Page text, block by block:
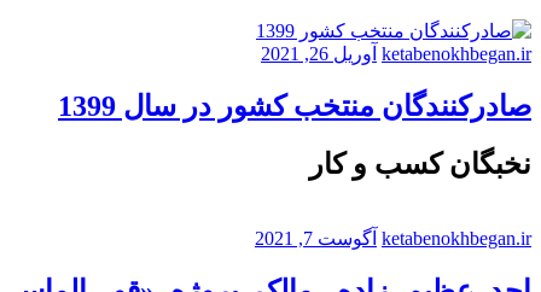
ketabenokhbegan.ir آوریل 26, 2021
صادرکنندگان منتخب کشور در سال 1399
نخبگان کسب و کار
ketabenokhbegan.ir آگوست 7, 2021